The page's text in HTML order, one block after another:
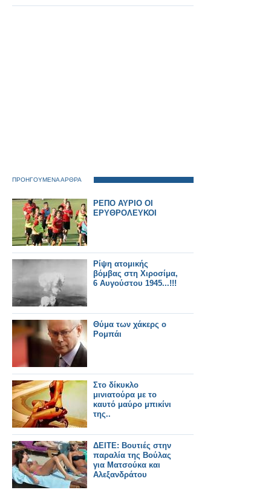
ΠΡΟΗΓΟΥΜΕΝΑ ΑΡΘΡΑ
ΡΕΠΟ ΑΥΡΙΟ ΟΙ
ΕΡΥΘΡΟΛΕΥΚΟΙ
Ρίψη ατομικής
βόμβας στη Χιροσίμα,
6 Αυγούστου 1945...!!!
Θύμα των χάκερς ο
Ρομπάι
Στο δίκυκλο
μινιατούρα με το
καυτό μαύρο μπικίνι
της..
ΔΕΙΤΕ: Βουτιές στην
παραλία της Βούλας
για Ματσούκα και
Αλεξανδράτου